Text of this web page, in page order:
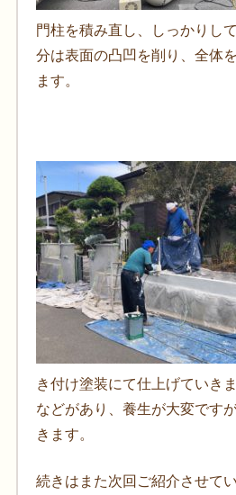
門柱を積み直し、しっかりし
分は表面の凸凹を削り、全体
ます。
き付け塗装にて仕上げていき
などがあり、養生が大変です
きます。
続きはまた次回ご紹介させて